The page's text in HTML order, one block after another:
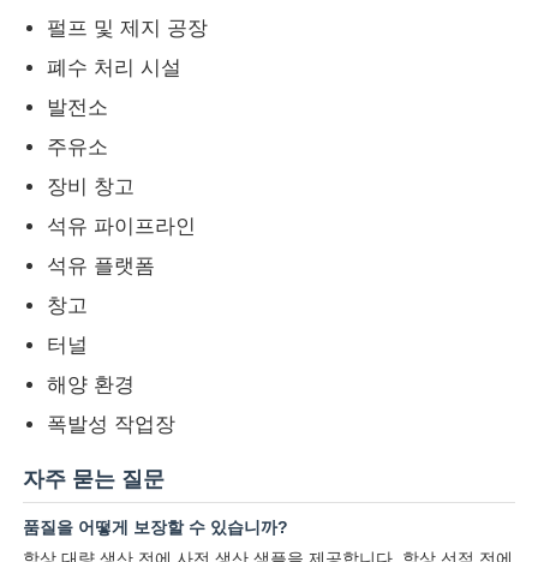
펄프 및 제지 공장
폐수 처리 시설
발전소
주유소
장비 창고
석유 파이프라인
석유 플랫폼
창고
터널
해양 환경
폭발성 작업장
자주 묻는 질문
품질을 어떻게 보장할 수 있습니까?